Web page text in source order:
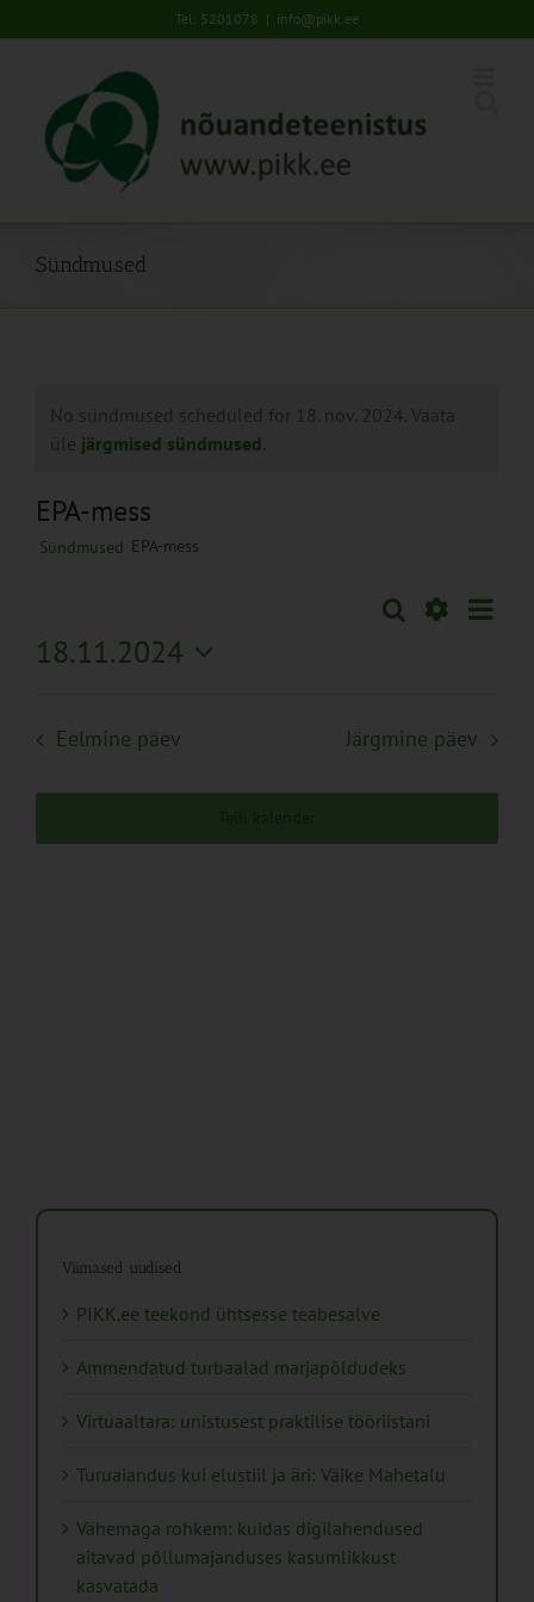
to
Tel: 5201078 | info@pikk.ee
Sündmused
No sündmused scheduled for 18. nov. 2024. Vaata
üle järgmised sündmused
EPA-mess
Sündmused EPA-mess
Sündmused
Navigation
Otsi Päev
18.11.2024
Eelmine päev Järgmine päev
Viimased uudised
PIKK.ee teekond ühtsesse teabesalve
Ammendatud turbaalad marjapõldudeks
Virtuaaltara: unistusest praktilise tööriistani
Turuaiandus kui elustiil ja äri: Väike Mahetalu
Vähemaga rohkem: kuidas digilahendused
aitavad põllumajanduses kasumlikkust
kasvatada